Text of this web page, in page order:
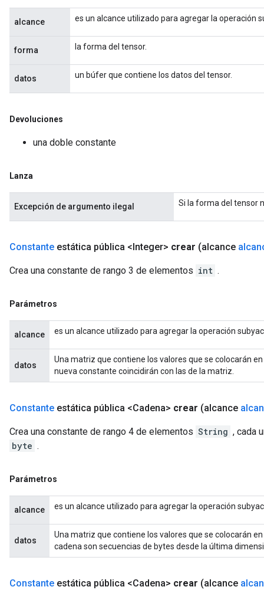
alcance es un alcance utilizado para agregar la operación
forma la forma del tensor.
datos un búfer que contiene los datos del tensor.
Devoluciones
una doble constante
Lanza
Excepción de argumento ilegal Si la forma del tensor
Constante estática pública <Integer> crear (alcance
Crea una constante de rango 3 de elementos int .
Parámetros
alcance es un alcance utilizado para agregar la operación
datos
Una matriz que contiene los valores que se colocarán
nueva constante coincidirán con las de la matriz.
Constante estática pública <Cadena> crear (alcance
Crea una constante de rango 4 de elementos String , cada
byte .
Parámetros
alcance es un alcance utilizado para agregar la operación
datos
Una matriz que contiene los valores que se colocarán
cadena son secuencias de bytes desde la última
Constante estática pública <Cadena> crear (alcance